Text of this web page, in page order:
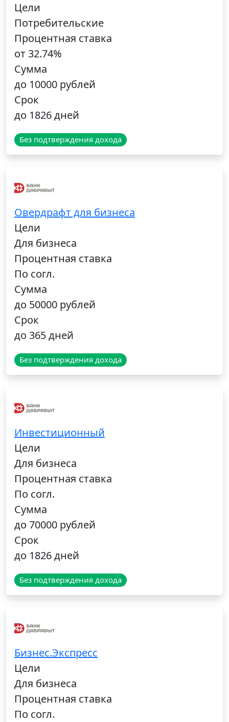
Цели
Потребительские
Процентная ставка
от 32.74%
Сумма
до 10000 рублей
Срок
до 1826 дней
Без подтверждения дохода
Овердрафт для бизнеса
Цели
Для бизнеса
Процентная ставка
По согл.
Сумма
до 50000 рублей
Срок
до 365 дней
Без подтверждения дохода
Инвестиционный
Цели
Для бизнеса
Процентная ставка
По согл.
Сумма
до 70000 рублей
Срок
до 1826 дней
Без подтверждения дохода
Бизнес.Экспресс
Цели
Для бизнеса
Процентная ставка
По согл.